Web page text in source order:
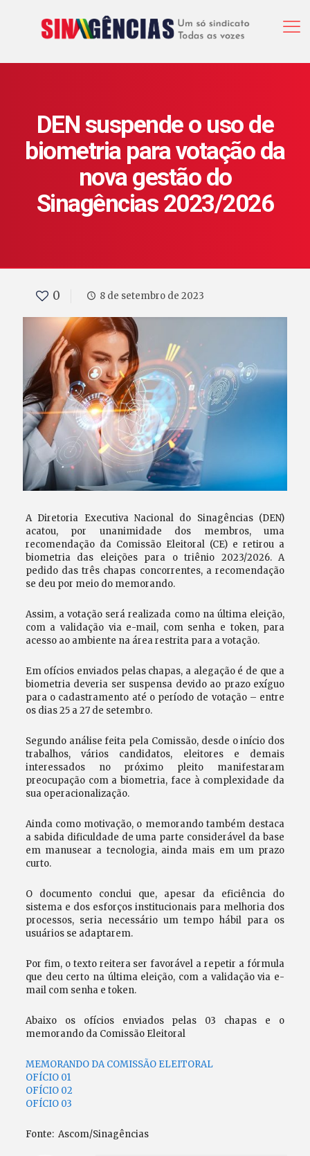
DEN suspende o uso de
biometria para votação da
nova gestão do
Sinagências 2023/2026
0 8 de setembro de 2023
A Diretoria Executiva Nacional do Sinagências (DEN)
acatou, por unanimidade dos membros, uma
recomendação da Comissão Eleitoral (CE) e retirou a
biometria das eleições para o triênio 2023/2026. A
pedido das três chapas concorrentes, a recomendação
se deu por meio do memorando.
Assim, a votação será realizada como na última eleição,
com a validação via e-mail, com senha e token, para
acesso ao ambiente na área restrita para a votação.
Em ofícios enviados pelas chapas, a alegação é de que a
biometria deveria ser suspensa devido ao prazo exíguo
para o cadastramento até o período de votação – entre
os dias 25 a 27 de setembro.
Segundo análise feita pela Comissão, desde o início dos
trabalhos, vários candidatos, eleitores e demais
interessados no próximo pleito manifestaram
preocupação com a biometria, face à complexidade da
sua operacionalização.
Ainda como motivação, o memorando também destaca
a sabida dificuldade de uma parte considerável da base
em manusear a tecnologia, ainda mais em um prazo
curto.
O documento conclui que, apesar da eficiência do
sistema e dos esforços institucionais para melhoria dos
processos, seria necessário um tempo hábil para os
usuários se adaptarem.
Por fim, o texto reitera ser favorável a repetir a fórmula
que deu certo na última eleição, com a validação via e-
mail com senha e token.
Abaixo os ofícios enviados pelas 03 chapas e o
memorando da Comissão Eleitoral
MEMORANDO DA COMISSÃO ELEITORAL
OFÍCIO 01
OFÍCIO 02
OFÍCIO 03
Fonte: Ascom/Sinagências